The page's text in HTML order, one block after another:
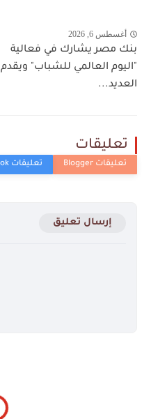
أغسطس 6, 2026
بنك مصر يشارك في فعالية
"اليوم العالمي للشباب" ويقدم
العديد...
تعليقات
إرسال تعليق